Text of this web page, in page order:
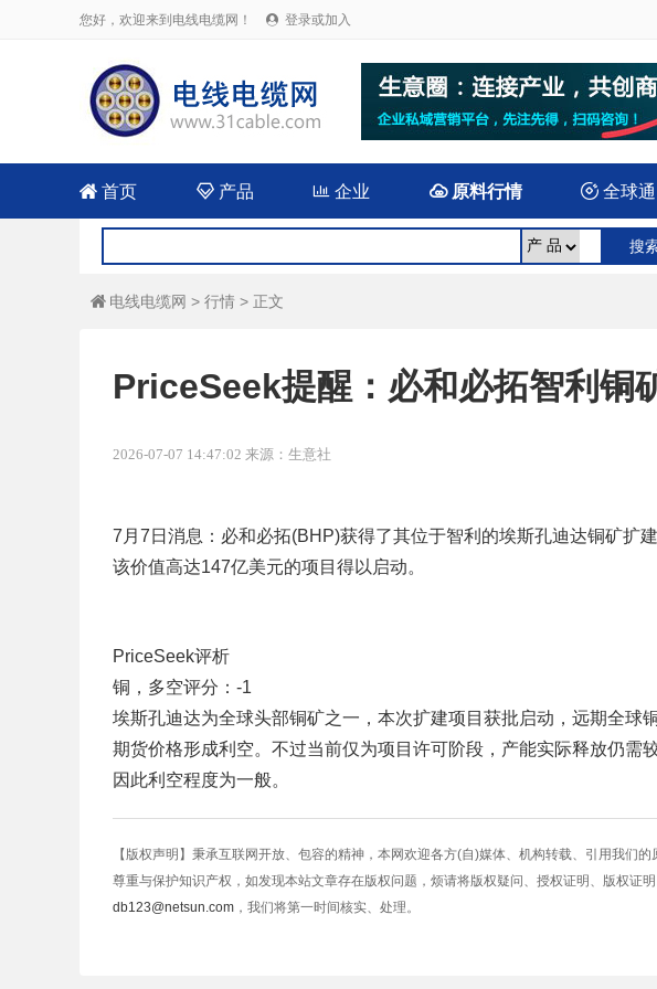
您好，欢迎来到电线电缆网！  登录或加入
 首页 产品  企业 原料行情  全球通
 电线电缆网 > 行情 > 正文
PriceSeek提醒：必和必拓智利铜
2026-07-07 14:47:02 来源：生意社
7月7日消息：必和必拓(BHP)获得了其位于智利的埃斯孔迪达铜矿扩
该价值高达147亿美元的项目得以启动。
PriceSeek评析
铜，多空评分：-1
埃斯孔迪达为全球头部铜矿之一，本次扩建项目获批启动，远期全球
期货价格形成利空。不过当前仅为项目许可阶段，产能实际释放仍需
因此利空程度为一般。
【版权声明】秉承互联网开放、包容的精神，本网欢迎各方(自)媒体、机构转载、引用我们
尊重与保护知识产权，如发现本站文章存在版权问题，烦请将版权疑问、授权证明、版权证
db123@netsun.com ，我们将第一时间核实、处理。